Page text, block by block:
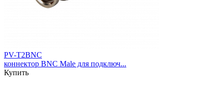
PV-T2BNC
коннектор BNC Male для подключ...
Купить